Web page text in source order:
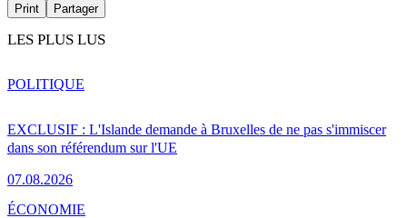
Print Partager
LES PLUS LUS
EXCLUSIF : L'Islande demande à Bruxelles de ne pas s'immiscer
dans son référendum sur l'UE
07.08.2026
POLITIQUE
ÉCONOMIE